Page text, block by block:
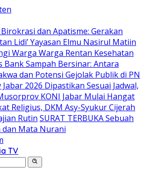
dan Apatisme: Gerakan
Lidi’ Yayasan Elmu Nasirul Matiin
Warga Warga Rentan Kesehatan
Bank Sampah Bersinar: Antara
dan Potensi Gejolak Publik di PN
2026 Dipastikan Sesuai Jadwal,
KONI Jabar Mulai Hangat
Religius, DKM Asy-Syukur Cijerah
Rutin SURAT TERBUKA Sebuah
Mata Nurani
TV